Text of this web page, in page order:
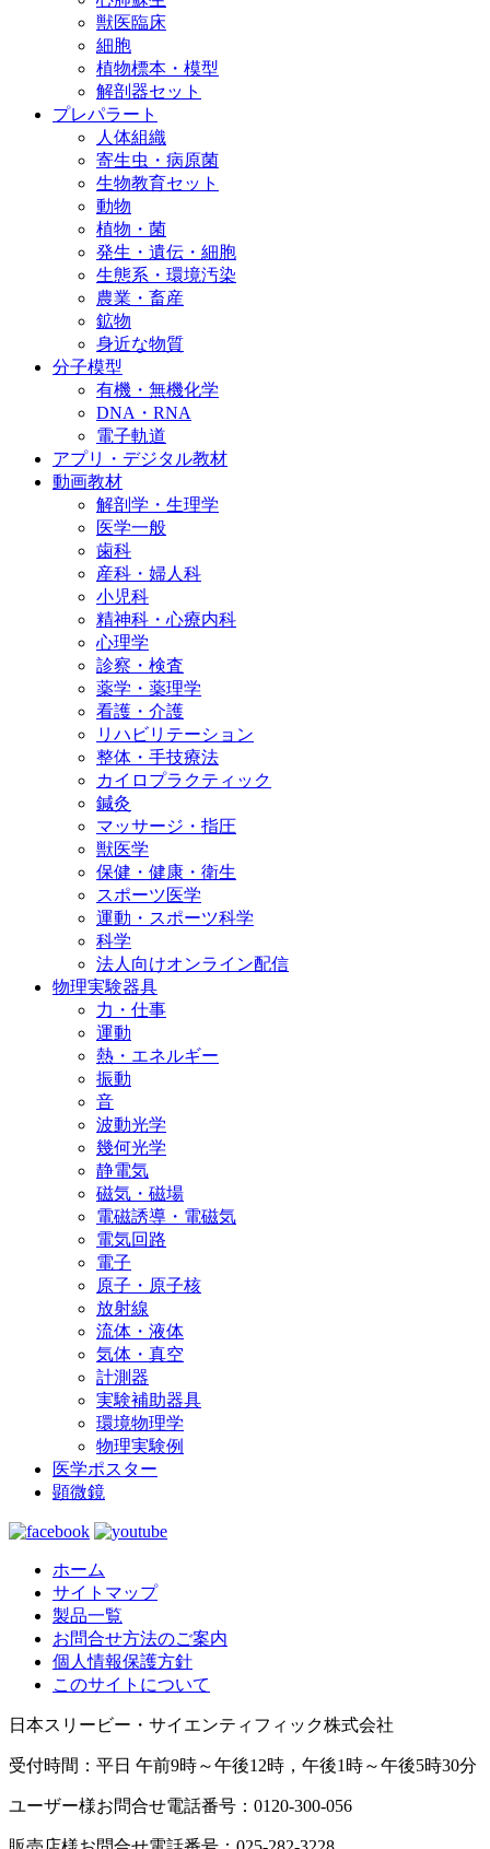
獣医臨床
細胞
植物標本・模型
解剖器セット
プレパラート
人体組織
寄生虫・病原菌
生物教育セット
動物
植物・菌
発生・遺伝・細胞
生態系・環境汚染
農業・畜産
鉱物
身近な物質
分子模型
有機・無機化学
DNA・RNA
電子軌道
アプリ・デジタル教材
動画教材
解剖学・生理学
医学一般
歯科
産科・婦人科
小児科
精神科・心療内科
心理学
診察・検査
薬学・薬理学
看護・介護
リハビリテーション
整体・手技療法
カイロプラクティック
鍼灸
マッサージ・指圧
獣医学
保健・健康・衛生
スポーツ医学
運動・スポーツ科学
科学
法人向けオンライン配信
物理実験器具
力・仕事
運動
熱・エネルギー
振動
音
波動光学
幾何光学
静電気
磁気・磁場
電磁誘導・電磁気
電気回路
電子
原子・原子核
放射線
流体・液体
気体・真空
計測器
実験補助器具
環境物理学
物理実験例
医学ポスター
顕微鏡
ホーム
サイトマップ
製品一覧
お問合せ方法のご案内
個人情報保護方針
このサイトについて
日本スリービー・サイエンティフィック株式会社
受付時間：平日 午前9時～午後12時，午後1時～午後5時30分
ユーザー様お問合せ電話番号：0120-300-056